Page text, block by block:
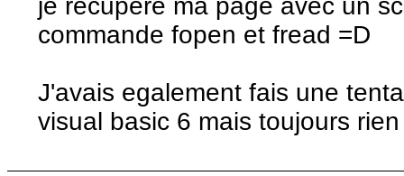
je recupere ma page avec un
commande fopen et fread =D
J'avais egalement fais une
visual basic 6 mais toujours